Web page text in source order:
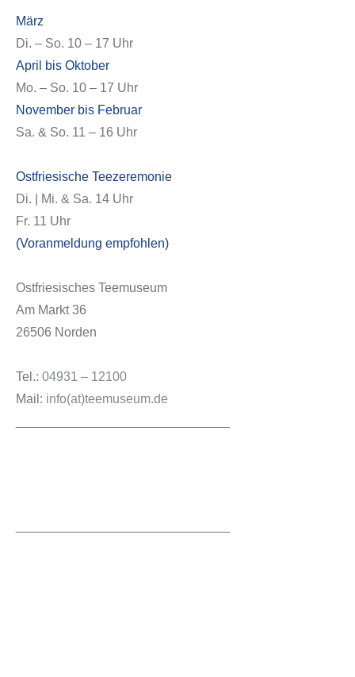
März
Di. – So. 10 – 17 Uhr
April bis Oktober
Mo. – So. 10 – 17 Uhr
November bis Februar
Sa. & So. 11 – 16 Uhr
Ostfriesische Teezeremonie
Di. | Mi. & Sa. 14 Uhr
Fr. 11 Uhr
(Voranmeldung empfohlen)
Ostfriesisches Teemuseum
Am Markt 36
26506 Norden
Tel.: 04931 – 12100
Mail: info(at)teemuseum.de